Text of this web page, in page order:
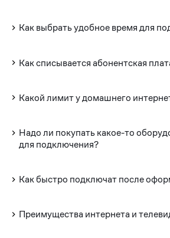
Как выбрать удобное время для
Как списывается абонентская
Какой лимит у домашнего
Надо ли покупать какое-то
для подключения?
Как быстро подключат после
Преимущества интернета и